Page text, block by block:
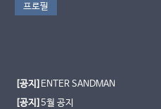
프로필
[공지] ENTER SANDMAN
[공지]5월 공지